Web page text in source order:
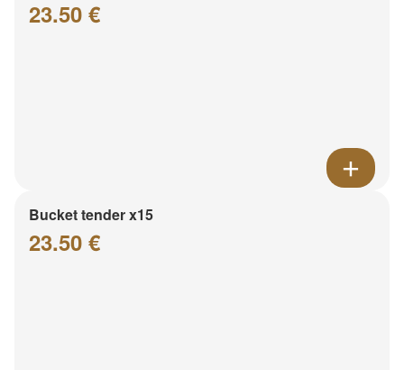
23.50 €
Bucket tender x15
23.50 €